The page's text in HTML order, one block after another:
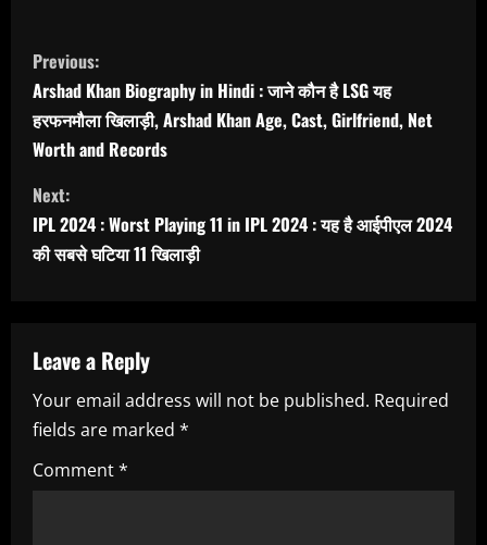
C
o
n
t
i
e
R
e
Previous:
Arshad Khan Biography in Hindi : जाने कौन है LSG यह
हरफनमौला खिलाड़ी, Arshad Khan Age, Cast, Girlfriend, Net
Worth and Records
Next:
IPL 2024 : Worst Playing 11 in IPL 2024 : यह है आईपीएल 2024
की सबसे घटिया 11 खिलाड़ी
Leave a Reply
Your email address will not be published. Required
fields are marked *
Comment*